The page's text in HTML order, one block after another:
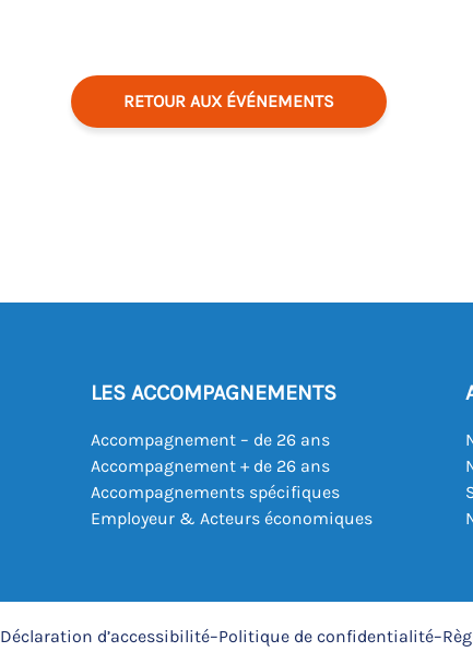
RETOUR AUX ÉVÉNEMENTS
LES ACCOMPAGNEMENTS
Accompagnement – de 26 ans
Accompagnement + de 26 ans
Accompagnements spécifiques
Employeur & Acteurs économiques
Déclaration d’accessibilité–Politique de confidentialité–